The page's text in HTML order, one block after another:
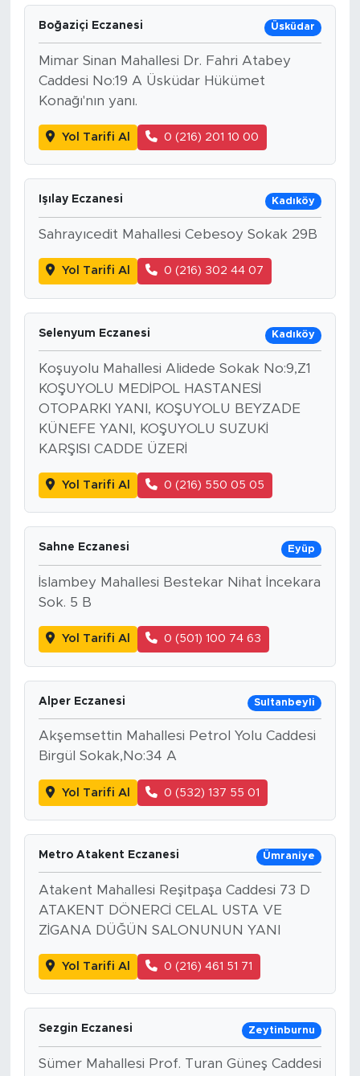
Boğaziçi Eczanesi Üsküdar
Mimar Sinan Mahallesi Dr. Fahri Atabey
Caddesi No:19 A Üsküdar Hükümet
Konağı'nın yanı.
Yol Tarifi Al 0 (216) 201 10 00
Işılay Eczanesi Kadıköy
Sahrayıcedit Mahallesi Cebesoy Sokak 29B
Yol Tarifi Al 0 (216) 302 44 07
Selenyum Eczanesi Kadıköy
Koşuyolu Mahallesi Alidede Sokak No:9,Z1
KOŞUYOLU MEDİPOL HASTANESİ
OTOPARKI YANI, KOŞUYOLU BEYZADE
KÜNEFE YANI, KOŞUYOLU SUZUKİ
KARŞISI CADDE ÜZERİ
Yol Tarifi Al 0 (216) 550 05 05
Sahne Eczanesi Eyüp
İslambey Mahallesi Bestekar Nihat İncekara
Sok. 5 B
Yol Tarifi Al 0 (501) 100 74 63
Alper Eczanesi Sultanbeyli
Akşemsettin Mahallesi Petrol Yolu Caddesi
Birgül Sokak,No:34 A
Yol Tarifi Al 0 (532) 137 55 01
Metro Atakent Eczanesi Ümraniye
Atakent Mahallesi Reşitpaşa Caddesi 73 D
ATAKENT DÖNERCİ CELAL USTA VE
ZİGANA DÜĞÜN SALONUNUN YANI
Yol Tarifi Al 0 (216) 461 51 71
Sezgin Eczanesi Zeytinburnu
Sümer Mahallesi Prof. Turan Güneş Caddesi